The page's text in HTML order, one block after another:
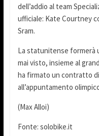
dell’addio al team
ufficiale: Kate Courtney
Sram.
La statunitense formerà
mai visto, insieme al
ha firmato un contratto
all’appuntamento
(Max Alloi)
Fonte: solobike.it